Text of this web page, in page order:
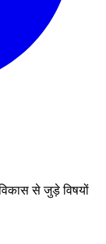
से जुड़े विषयों